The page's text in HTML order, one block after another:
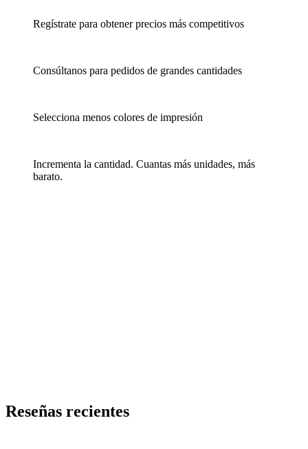
Regístrate para obtener precios más competitivos
Consúltanos para pedidos de grandes cantidades
Selecciona menos colores de impresión
Incrementa la cantidad. Cuantas más unidades, más
barato.
Reseñas recientes